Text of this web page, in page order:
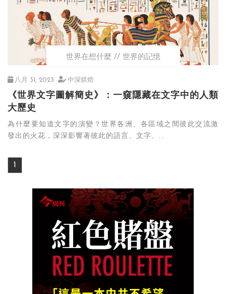
影片專區
關於我們
世界在想什麼 世界的記憶
八月 31, 2023 中深烘焙
《世界文字圖解簡史》：一窺隱藏在文字中的人類
大歷史
為什麼要知道文字的演變？世界各洲、各區域之間彼此交流激
發出的火花，深深影響著彼此的語言、文字、...
1